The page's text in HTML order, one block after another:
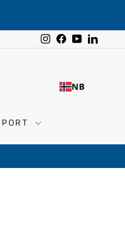
Instagram
Facebook
YouTube
NB